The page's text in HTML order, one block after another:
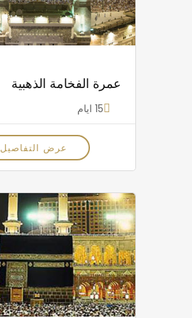
عمرة الفخامة الذهبية
15 ايام
عرض التفاصيل